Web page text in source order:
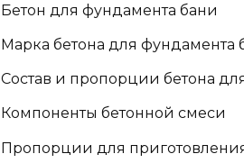
Бетон для фундамента бани
Марка бетона для фундамента
Состав и пропорции бетона
Компоненты бетонной смеси
Пропорции для